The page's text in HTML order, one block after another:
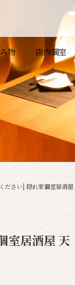
物 店内個室
ださい| 隠れ家個室居酒屋
室居酒屋 天